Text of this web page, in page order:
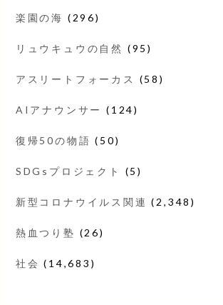
楽園の海 (296)
リュウキュウの自然 (95)
アスリートフォーカス (58)
AIアナウンサー (124)
復帰50の物語 (50)
SDGsプロジェクト (5)
新型コロナウイルス関連 (2,348)
熱血つり塾 (26)
社会 (14,683)